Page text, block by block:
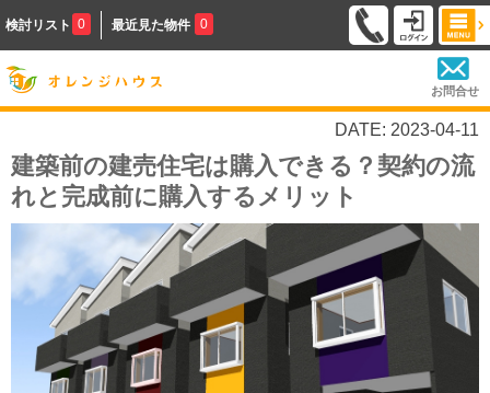
検討リスト 0 最近見た物件 0
お問合せ
DATE: 2023-04-11
建築前の建売住宅は購入できる？契約の流
れと完成前に購入するメリット